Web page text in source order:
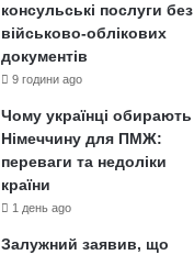
консульські послуги без
військово-облікових
документів
9 години ago
Чому українці обирають
Німеччину для ПМЖ:
переваги та недоліки
країни
1 день ago
Залужний заявив, що